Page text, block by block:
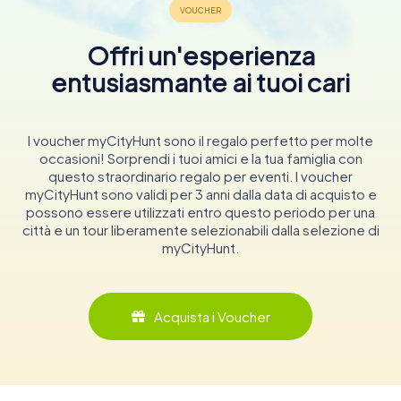
Offri un'esperienza
entusiasmante ai tuoi cari
I voucher myCityHunt sono il regalo perfetto per molte
occasioni! Sorprendi i tuoi amici e la tua famiglia con
questo straordinario regalo per eventi. I voucher
myCityHunt sono validi per 3 anni dalla data di acquisto e
possono essere utilizzati entro questo periodo per una
città e un tour liberamente selezionabili dalla selezione di
myCityHunt.
Acquista i Voucher